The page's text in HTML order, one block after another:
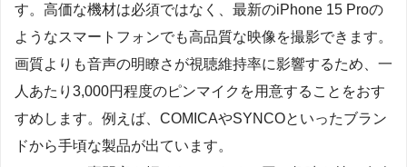
す。高価な機材は必須ではなく、最新のiPhone 15 Proの
ようなスマートフォンでも高品質な映像を撮影できます。
画質よりも音声の明瞭さが視聴維持率に影響するため、一
人あたり3,000円程度のピンマイクを用意することをおす
すめします。例えば、COMICAやSYNCOといったブラン
ドから手頃な製品が出ています。